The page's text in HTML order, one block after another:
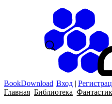
BookDownload Вход |
Главная Библиотека